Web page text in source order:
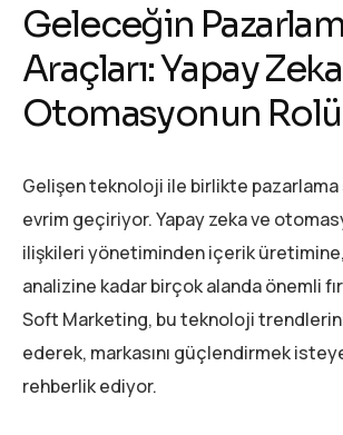
Geleceğin
Araçları: Yapay
Otomasyonun Rolü
Gelişen teknoloji ile birlikte
evrim geçiriyor. Yapay zeka ve
ilişkileri yönetiminden içerik
analizine kadar birçok alanda önemli
Soft Marketing, bu teknoloji
ederek, markasını güçlendirmek
rehberlik ediyor.